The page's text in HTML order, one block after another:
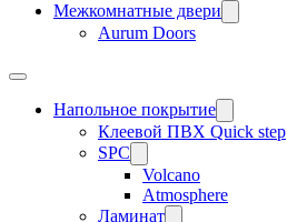
Межкомнатные двери
Aurum Doors
Напольное покрытие
Клеевой ПВХ Quick step
SPC
Volcano
Atmosphere
Ламинат